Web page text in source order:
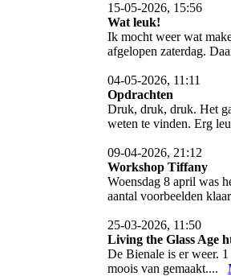
15-05-2026, 15:56
Wat leuk!
Ik mocht weer wat
afgelopen zaterdag.
04-05-2026, 11:11
Opdrachten
Druk, druk, druk. Het
weten te vinden. Erg
09-04-2026, 21:12
Workshop Tiffany
Woensdag 8 april was
aantal voorbeelden
25-03-2026, 11:50
Living the Glass Age
De Bienale is er weer.
moois van gemaakt....